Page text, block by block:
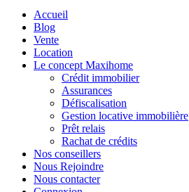
Accueil
Blog
Vente
Location
Le concept Maxihome
Crédit immobilier
Assurances
Défiscalisation
Gestion locative immobilière
Prêt relais
Rachat de crédits
Nos conseillers
Nous Rejoindre
Nous contacter